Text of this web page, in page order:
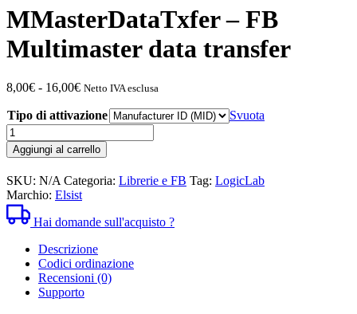
MMasterDataTxfer – FB
Multimaster data transfer
8,00€ - 16,00€Fascia
prezzo:
da
8,00€
a
Netto IVA esclusa
Tipo di attivazione
Svuota
MMasterDataTxfer
-
FB
Multimaster
data
transfer
quantità
Aggiungi al carrello
SKU: N/A Categoria: Librerie e FB Tag: LogicLab
Marchio: Elsist
Hai domande sull'acquisto ?
Descrizione
Codici ordinazione
Recensioni (0)
Supporto